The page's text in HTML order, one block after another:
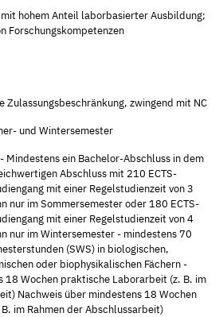
hohem Anteil laborbasierter Ausbildung;
Forschungskompetenzen
Zulassungsbeschränkung, zwingend mit NC
und Wintersemester
Mindestens ein Bachelor-Abschluss in dem
Abschluss mit 210 ECTS-
mit einer Regelstudienzeit von 3
nur im Sommersemester oder 180 ECTS-
mit einer Regelstudienzeit von 4
nur im Wintersemester - mindestens 70
(SWS) in biologischen,
oder biophysikalischen Fächern -
18 Wochen praktische Laborarbeit (z. B. im
Nachweis über mindestens 18 Wochen
im Rahmen der Abschlussarbeit)